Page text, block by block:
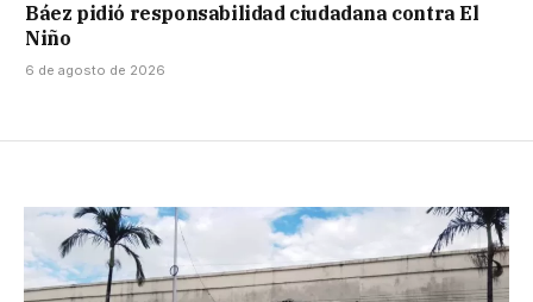
Báez pidió responsabilidad ciudadana contra El
Niño
6 de agosto de 2026